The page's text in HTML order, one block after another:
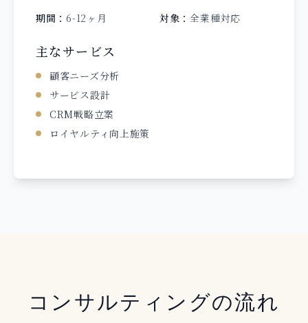
期間：6-12ヶ月 対象：全業種対応
主なサービス
顧客ニーズ分析
サービス設計
CRM戦略立案
ロイヤルティ向上施策
コンサルティングの流れ